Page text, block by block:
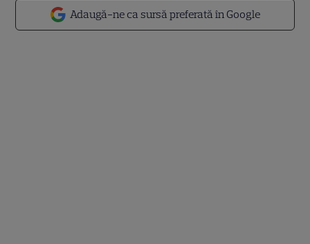
Adaugă-ne ca sursă preferată în Google